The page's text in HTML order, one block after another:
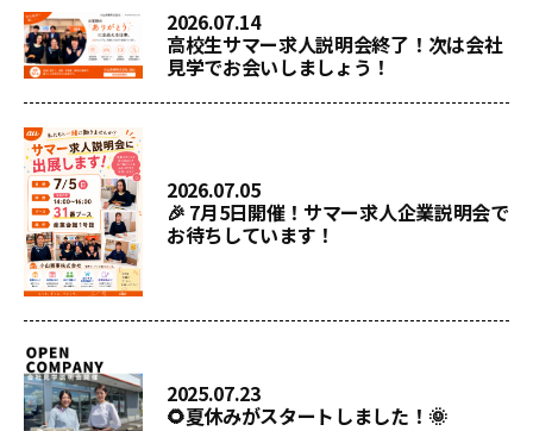
2026.07.14
高校生サマー求人説明会終了！次は会社
見学でお会いしましょう！
2026.07.05
🎉 7月5日開催！サマー求人企業説明会で
お待ちしています！
2025.07.23
🌻夏休みがスタートしました！🌞